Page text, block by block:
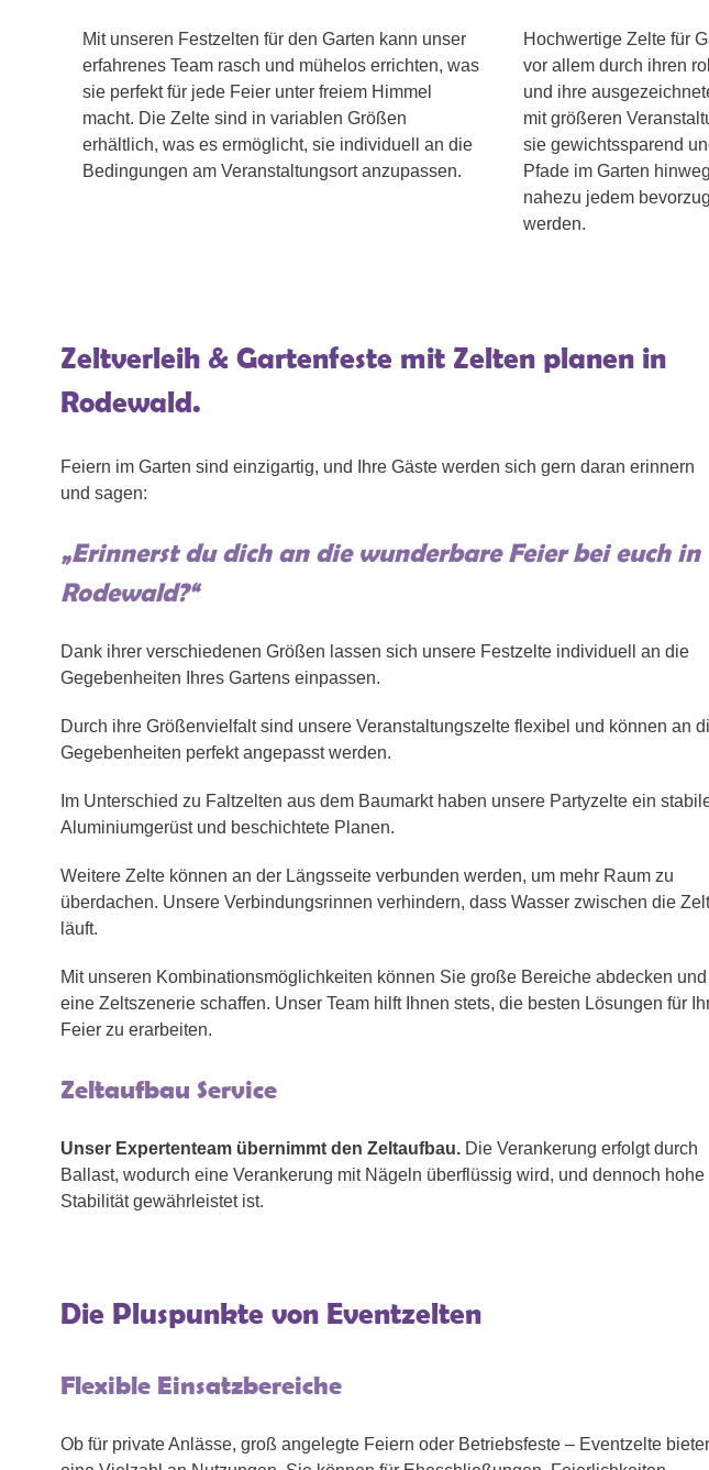
Mit unseren Festzelten für den Garten kann unser
erfahrenes Team rasch und mühelos errichten, was
sie perfekt für jede Feier unter freiem Himmel
macht. Die Zelte sind in variablen Größen
erhältlich, was es ermöglicht, sie individuell an die
Bedingungen am Veranstaltungsort anzupassen.
Hochwertige Zelte für
vor allem durch ihren
und ihre
mit größeren
sie gewichtssparend
Pfade im Garten
nahezu jedem
werden.
Zeltverleih & Gartenfeste mit Zelten planen in
Rodewald.
Feiern im Garten sind einzigartig, und Ihre Gäste werden sich gern daran erinnern
und sagen:
„Erinnerst du dich an die wunderbare Feier bei euch in
Rodewald?“
Dank ihrer verschiedenen Größen lassen sich unsere Festzelte individuell an die
Gegebenheiten Ihres Gartens einpassen.
Durch ihre Größenvielfalt sind unsere Veranstaltungszelte flexibel und können an
Gegebenheiten perfekt angepasst werden.
Im Unterschied zu Faltzelten aus dem Baumarkt haben unsere Partyzelte ein
Aluminiumgerüst und beschichtete Planen.
Weitere Zelte können an der Längsseite verbunden werden, um mehr Raum zu
überdachen. Unsere Verbindungsrinnen verhindern, dass Wasser zwischen die
läuft.
Mit unseren Kombinationsmöglichkeiten können Sie große Bereiche abdecken und
eine Zeltszenerie schaffen. Unser Team hilft Ihnen stets, die besten Lösungen für
Feier zu erarbeiten.
Zeltaufbau Service
Unser Expertenteam übernimmt den Zeltaufbau. Die Verankerung erfolgt durch
Ballast, wodurch eine Verankerung mit Nägeln überflüssig wird, und dennoch hohe
Stabilität gewährleistet ist.
Die Pluspunkte von Eventzelten
Flexible Einsatzbereiche
Ob für private Anlässe, groß angelegte Feiern oder Betriebsfeste – Eventzelte